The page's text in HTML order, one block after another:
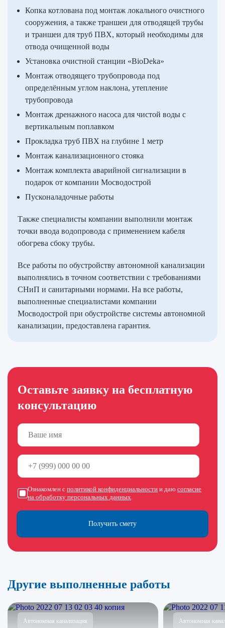
Копка котлована под монтаж локального очистного
сооружения, а также траншеи для отводящей трубы
и траншеи для труб ПВХ, который необходимы для
отвода очищенной воды
Установка очистной станции «BioDeka»
Монтаж отводящего трубопровода под
определённым углом наклона, утепление
трубопровода
Монтаж дренажного насоса для чистой воды с
вертикальным поплавком
Прокладка труб ПВХ на глубине 1 метр
Монтаж канализационного стояка
Монтаж комплекта аварийной сигнализации в
подарок от компании Мосводострой
Пусконаладочные работы
Также специалисты компании выполнили монтаж
точки ввода водопровода с применением кабеля
обогрева сбоку трубы.
Все работы по обустройству автономной канализации
выполнялись в точном соответствии с требованиями
СНиП и санитарными нормами. На все работы,
выполненные специалистами компании
Мосводострой при обустройстве системы автономной
канализации, предоставлена гарантия.
Оставьте заявку на бесплатную
консультацию
Получить смету
Ознакомлен с политикой конфиденциальности и даю согласие
на обработку персональных данных.
Другие выполненные работы
Автономная канализация Автономная